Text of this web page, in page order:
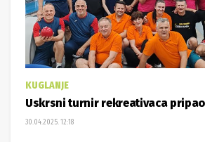
KUGLANJE
Uskrsni turnir rekreativaca
30.04.2025. 12:18